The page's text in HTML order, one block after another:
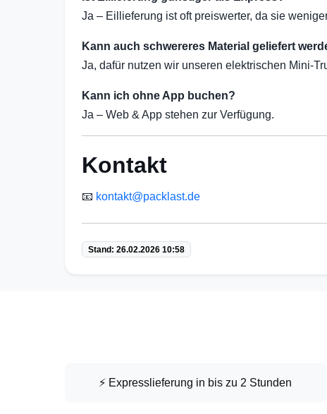
Ja – Eillieferung ist oft preiswerter, da sie
Kann auch schwereres Material geliefert
Ja, dafür nutzen wir unseren elektrischen Mini-
Kann ich ohne App buchen?
Ja – Web & App stehen zur Verfügung.
Kontakt
📧 kontakt@packlast.de
Stand: 26.02.2026 10:58
⚡ Expresslieferung in bis zu 2 Stunden